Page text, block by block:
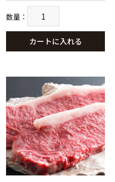
数量 ：
カートに入れる